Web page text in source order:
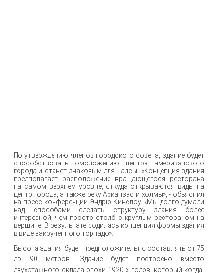
По утверждению членов городского совета, здание будет
способствовать омоложению центра американского
города и станет знаковым для Талсы. «Концепция здания
предполагает расположение вращающегося ресторана
на самом верхнем уровне, откуда открываются виды на
центр города, а также реку Арканзас и холмы», - объяснил
на пресс-конференции Эндрю Кинслоу. «Мы долго думали
над способами сделать структуру здания более
интересной, чем просто столб с круглым рестораном на
вершине. В результате родилась концепция формы здания
в виде закрученного торнадо».
Высота здания будет предположительно составлять от 75
до 90 метров. Здание будет построено вместо
двухэтажного склада эпохи 1920-х годов, который когда-